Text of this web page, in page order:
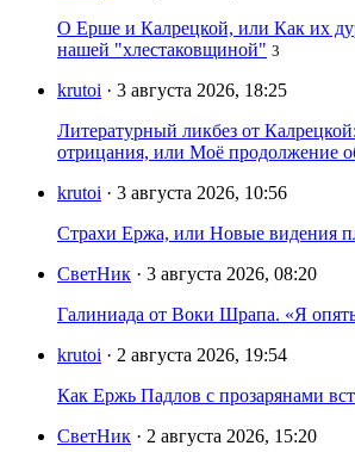
О Ерше и Калрецкой, или Как их
нашей "хлестаковщиной" 3
krutoi · 3 августа 2026, 18:25
Литературный ликбез от
отрицания, или Моё продолжение
krutoi · 3 августа 2026, 10:56
Страхи Ержа, или Новые видения
СветНик · 3 августа 2026, 08:20
Галиниада от Воки Шрапа. «Я опять
krutoi · 2 августа 2026, 19:54
Как Ержь Падлов с прозарянами
СветНик · 2 августа 2026, 15:20